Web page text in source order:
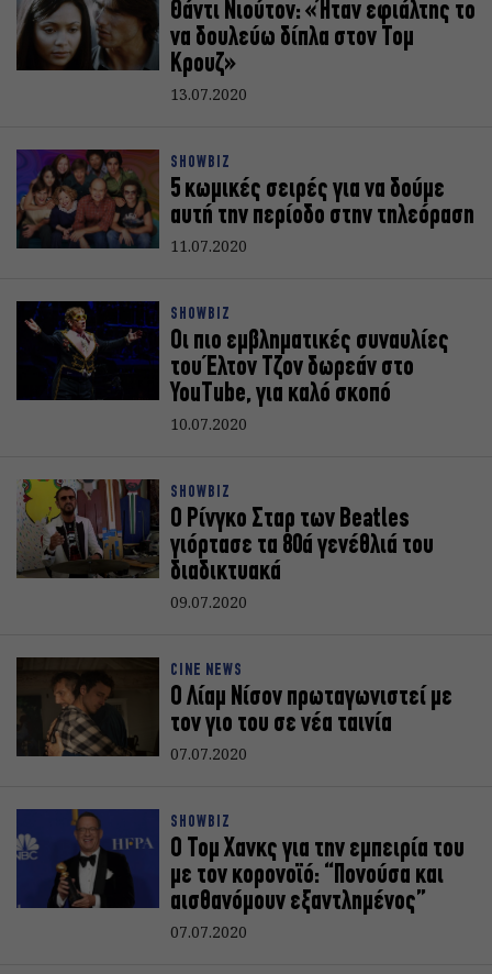
Θάντι Νιούτον: «Ήταν εφιάλτης το
να δουλεύω δίπλα στον Τομ
Κρουζ»
13.07.2020
SHOWBIZ
5 κωμικές σειρές για να δούμε
αυτή την περίοδο στην τηλεόραση
11.07.2020
SHOWBIZ
Οι πιο εμβληματικές συναυλίες
του Έλτον Τζον δωρεάν στο
YouTube, για καλό σκοπό
10.07.2020
SHOWBIZ
Ο Ρίνγκο Σταρ των Beatles
γιόρτασε τα 80ά γενέθλιά του
διαδικτυακά
09.07.2020
CINE NEWS
Ο Λίαμ Νίσον πρωταγωνιστεί με
τον γιο του σε νέα ταινία
07.07.2020
SHOWBIZ
Ο Τομ Χανκς για την εμπειρία του
με τον κορονοϊό: “Πονούσα και
αισθανόμουν εξαντλημένος”
07.07.2020